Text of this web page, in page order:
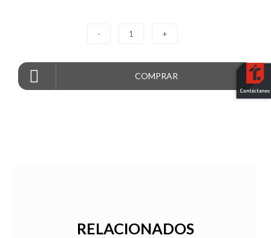
- 1 +
COMPRAR
RELACIONADOS